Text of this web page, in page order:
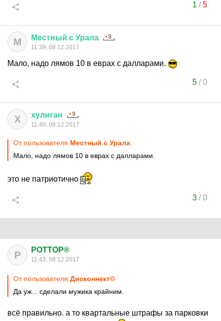
1 /5
М Местный с Урала
11:39, 08.12.2017
Мало, надо лямов 10 в еврах с далларами.
5/0
Х хулиган
11:40, 08.12.2017
От пользователя Местный с Урала
Мало, надо лямов 10 в еврах с далларами.
это не патриотично
3/0
P POTTOP®
11:43, 08.12.2017
От пользователя Дисконнект©
Да уж... сделали мужика крайним.
всё правильно. а то квартальные штрафы за парковки